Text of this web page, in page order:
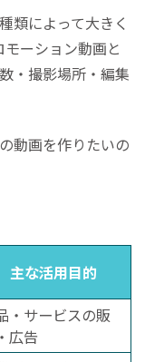
類によって大きく
ーション動画と
・撮影場所・編集
動画を作りたいの
主な活用目的
・サービスの販
広告